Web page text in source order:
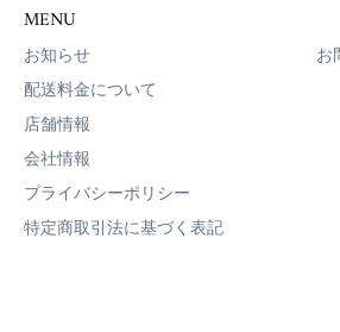
MENU
お知らせ
配送料金について
店舗情報
会社情報
プライバシーポリシー
特定商取引法に基づく表記
お